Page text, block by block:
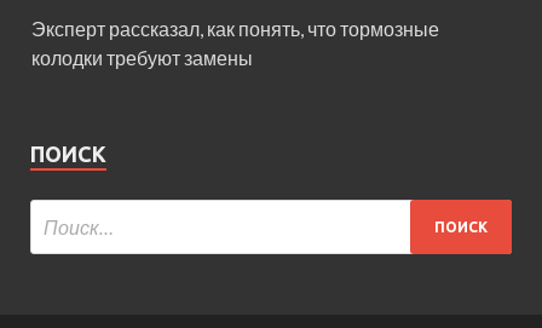
Эксперт рассказал, как понять, что тормозные
колодки требуют замены
ПОИСК